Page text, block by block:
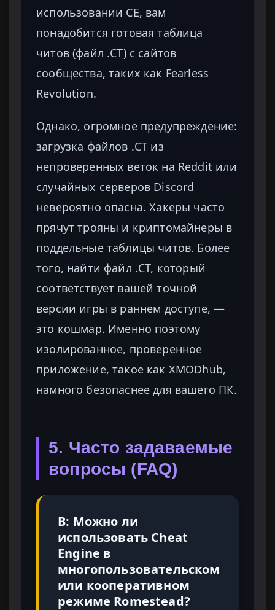
использовании CE, вам
понадобится готовая таблица
читов (файл .CT) с сайтов
сообщества, таких как Fearless
Revolution.
Однако, огромное предупреждение:
загрузка файлов .CT из
непроверенных веток на Reddit или
случайных серверов Discord
невероятно опасна. Хакеры часто
прячут трояны и криптомайнеры в
поддельные таблицы читов. Более
того, найти файл .CT, который
соответствует вашей точной
версии игры в раннем доступе, —
это кошмар. Именно поэтому
изолированное, проверенное
приложение, такое как XMODhub,
намного безопаснее для вашего ПК.
5. Часто задаваемые
вопросы (FAQ)
В: Можно ли
использовать Cheat
Engine в
многопользовательском
или кооперативном
режиме Romestead?